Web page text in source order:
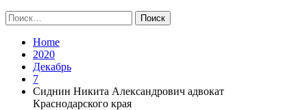
Найти:
Home
2020
Декабрь
7
Сиднин Никита Александрович адвокат
Краснодарского края